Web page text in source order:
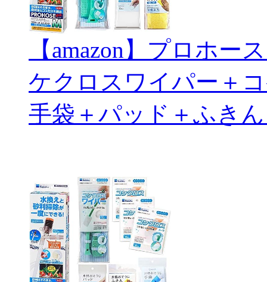
【amazon】プロホ
ケクロスワイパー＋
手袋＋パッド＋ふき